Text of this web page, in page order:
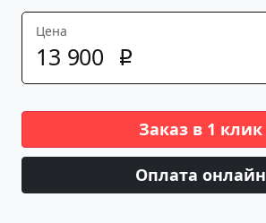
Цена
13 900 p
Заказ в 1 клик
Оплата онлайн